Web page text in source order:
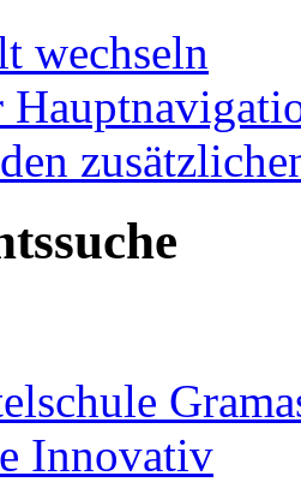
wechseln
Innovativ